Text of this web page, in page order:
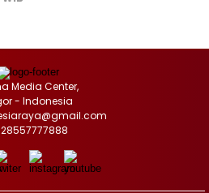
Media Center,
- Indonesia